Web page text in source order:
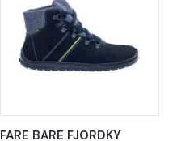
FARE BARE FJORDKY